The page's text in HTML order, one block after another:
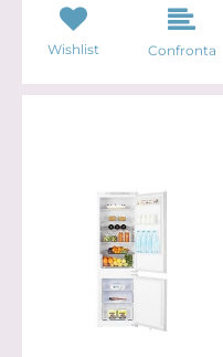
Wishlist Confronta